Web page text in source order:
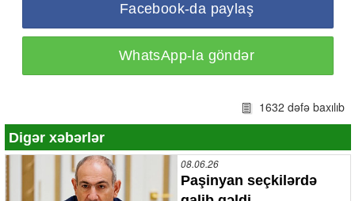
Facebook-da paylaş
WhatsApp-la göndər
1632 dəfə baxılıb
Digər xəbərlər
08.06.26
Paşinyan seçkilərdə